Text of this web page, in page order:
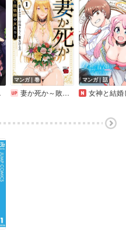
マンガ｜巻
妻か死か～敗戦国の女たち～
マンガ｜話
女神と結婚して異世界新婚生活（話